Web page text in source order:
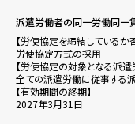
派遣労働者の同一労働同一
【労使協定を締結しているか
労使協定方式の採用
【労使協定の対象となる派遣
全ての派遣労働に従事する
【有効期間の終期】
2027年3月31日